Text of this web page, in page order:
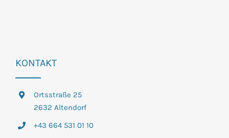
KONTAKT
Ortsstraße 25
2632 Altendorf
+43 664 531 01 10